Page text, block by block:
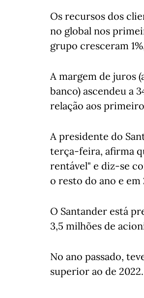
Os recursos dos
no global nos
grupo cresceram
A margem de juros
banco) ascendeu a
relação aos
A presidente do
terça-feira, afirma
rentável" e diz-se
o resto do ano e
O Santander está
3,5 milhões de
No ano passado,
superior ao de 2022.